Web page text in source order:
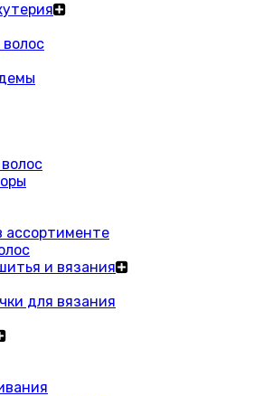
ассортименте
и вязания
для вязания